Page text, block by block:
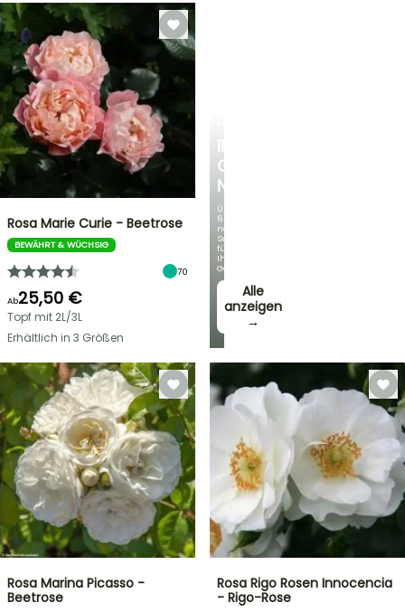
IRIS
GERMANICA
NEUHEITEN
Über
60
neue
Sorten
für
Ihren
Garten!
Alle
anzeigen
→
Rosa Marie Curie - Beetrose
BEWÄHRT & WÜCHSIG
70
Ab25,50 €
Topf mit 2L/3L
Erhältlich in 3 Größen
Rosa Marina Picasso -
Beetrose
Rosa Rigo Rosen Innocencia
- Rigo-Rose